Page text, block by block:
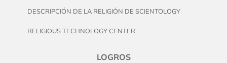
DESCRIPCIÓN DE LA RELIGIÓN DE SCIENTOLOGY
RELIGIOUS TECHNOLOGY CENTER
LOGROS